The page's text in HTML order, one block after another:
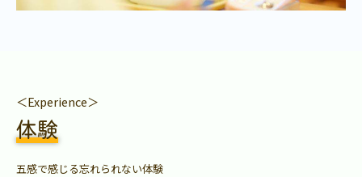
＜Experience＞
体験
五感で感じる忘れられない体験